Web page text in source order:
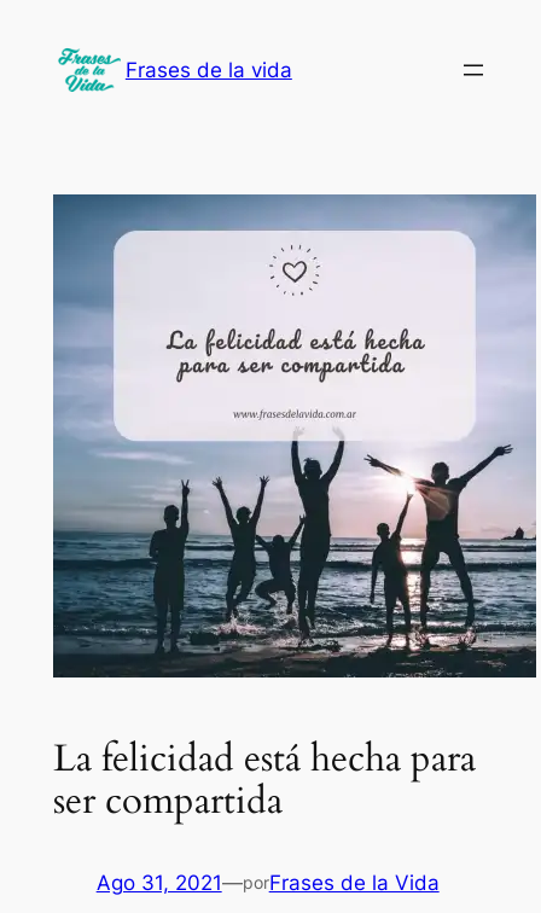
contenido
Frases de la vida
La felicidad está hecha para
ser compartida
Ago 31, 2021—porFrases de la Vida